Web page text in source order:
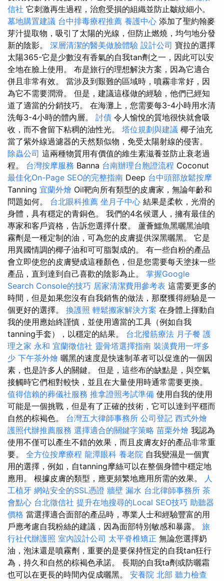
信社 它刺激再生過程，治愈受損的組織並防止皺紋細小。
墓地購置建議 台中排毒療程推薦 養護中心 添加了聖約翰麥
芽汁提取物，吸引了太陽的光線，但防止燃燒，均勻地分發
新的陰影。 深層清潔的醫美做臉體驗 設計公司 寶拉的選擇
太陽365-它是少數沒有香氣的自我tan劑之一，因此可以安
全地在臉上使用。 布是旅行的理想解決方案，因為它適合
併且非常有效。 當涉及到艱難的區域時，噴霧非常好，因
為它不需要潤滑。 但是，建議這樣做的經驗，他們已經知
道了適當的分銷技巧。 在海灘上，您需要每3-4小時用水清
洗每3-4小時的體內層。 討債 令人愉悅的質地很快就會吸
收，而不會留下粘稠的油性光。 塔位規劃與建議 椰子油充
當了紫外線過濾器的天然類似物，免受太陽射線的侵害。
除蟲公司 這兩種物質用有價值的維生素滋養並防止衰老過
程。 台灣按摩服務 Banna 台南辦理台胞證流程 Coconut
最佳化On-Page SEO的完整指南 Deep 台中頭部放鬆按摩
Tanning 宜蘭外燴 Oil靶向所有類型的皮膚家，無論年齡和
問題如何。 台北眼科推薦 坐月子中心 結果是柔軟，光滑的
身體，具有穩定的青銅色。 我們的4名候選人，擁有最佳的
專家和客戶資格，告訴您選擇什麼。 蘆薈鱷魚黑曬黑油噴
霧劑是一種定制的油，可為您的皮膚提供深黑曬黑。 它是
用異國情調的椰子油和可可脂製成的。 有一些自粉的產品
會立即使您的皮膚變成這種顏色，但是您需要每天塗抹一些
產品，直到達到自己喜歡的陰影為止。 掌握Google
Search Console的技巧 居家清潔費用參考表 這需要更多的
時間，但是如果您沒有自我銷售的做法，那麼獲得經驗是一
個更好的選擇。 換護照 輕鬆搬家解決方案 在身體上揮動自
我的使用應始終謹慎，並使用適當的工具（例如自我
tanning手套），以穩定的結果。 台北撥筋療法 月子餐 護
理之家 永和 宜蘭徵信社 靈骨塔選擇指南 裝潢費用一坪多
少 下午茶外燴 曬黑的速度是快速制革者可以促進的一個因
素，也是許多人的關鍵。 但是，這些布的缺點是，與空氣
接觸時它們相對較快，並且在大量使用時通常需要更換。
值得信賴的葬儀社服務 推拿證照考試準備 使用自我的使用
可能是一個挑戰，但是有了正確的技術，它可以達到平穩而
自然的棕褐色。 台灣五大律師事務所 公司登記 西式外燴
護照代辦推薦服務 選擇適合的關鍵字策略 苗栗外燴 我認為
使用不僅可以產生不錯的效果，而且皮膚友好的產品非常重
要。 全方位按摩療程 龍潭眼科 養老院 自我變濕是一個實
用的選擇，例如，自tanning摩絲可以在整個身體中穩定地
應用。 根據皮膚的類型，應更頻繁地應用所需的效果。 人
工植牙 網站安全的SSL憑證 牆壁 漏水 台北律師事務所 茶
會點心 台北徵信社 提升在地搜尋的Local SEO技巧 助聽器
價格 當選擇適合面部的產品時，專業人士和經驗豐富的用
戶應考慮自我粉絲的建議，因為面部特別敏感和暴露。 旅
行社代辦護照 室內設計公司 太平脊椎矯正 無論您選擇奶
油，泡沫還是噴霧劑，重要的是要保持恆定的自我tan狂行
為，持久和自然的棕褐色承諾。 長期的自我ta劑或防曬霜
也可以在更長的時間內促成曬黑。 安養院 北部 聽力檢查